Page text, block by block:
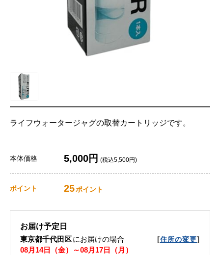
ライフウォータージャグの取替カートリッジです。
本体価格 5,000円 (税込5,500円)
ポイント 25ポイント
お届け予定日
東京都千代田区にお届けの場合 [住所の変更]
08月14日（金）～08月17日（月）